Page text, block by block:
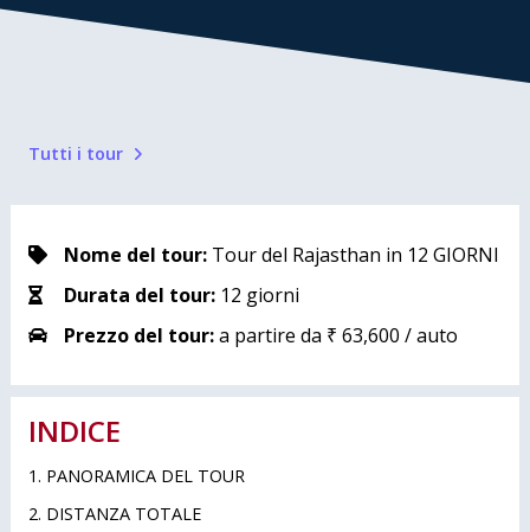
Tutti i tour
Nome del tour:Tour del Rajasthan in 12 GIORNI
Durata del tour:12 giorni
Prezzo del tour:a partire da ₹ 63,600 / auto
INDICE
1. PANORAMICA DEL TOUR
2. DISTANZA TOTALE